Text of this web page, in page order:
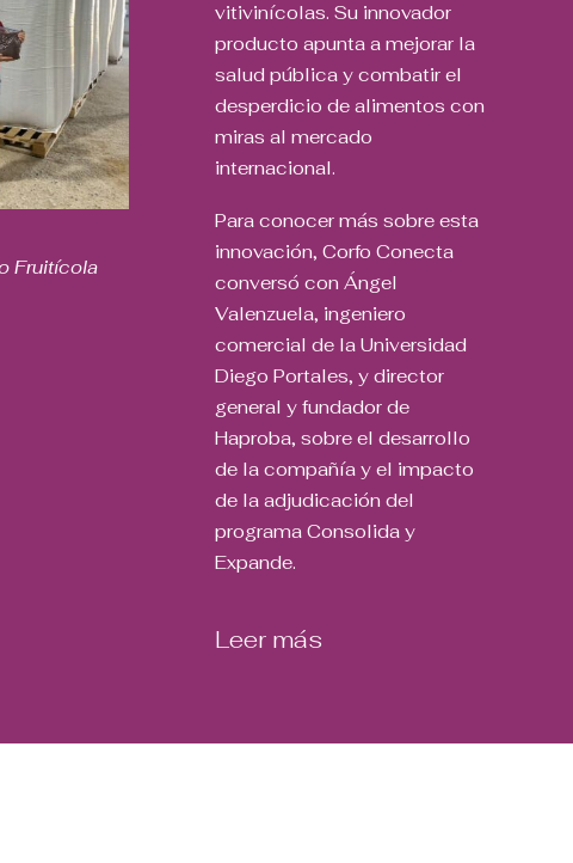
Fruitícola
vitivinícolas. Su innovador
producto apunta a mejorar la
salud pública y combatir el
desperdicio de alimentos con
miras al mercado
internacional.
Para conocer más sobre esta
innovación, Corfo Conecta
conversó con Ángel
Valenzuela, ingeniero
comercial de la Universidad
Diego Portales, y director
general y fundador de
Haproba, sobre el desarrollo
de la compañía y el impacto
de la adjudicación del
programa Consolida y
Expande.
Leer más